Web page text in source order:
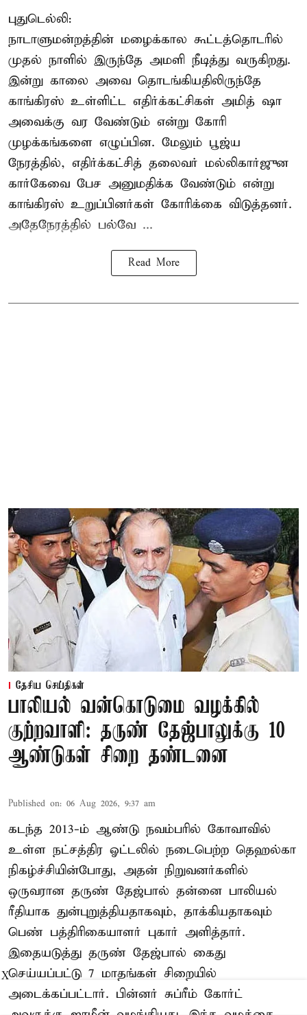
புதுடெல்லி:
நாடாளுமன்றத்தின் மழைக்கால கூட்டத்தொடரில்
முதல் நாளில் இருந்தே அமளி நீடித்து வருகிறது.
இன்று காலை அவை தொடங்கியதிலிருந்தே
காங்கிரஸ் உள்ளிட்ட எதிர்க்கட்சிகள் அமித் ஷா
அவைக்கு வர வேண்டும் என்று கோரி
முழக்கங்களை எழுப்பின. மேலும் பூஜ்ய
நேரத்தில், எதிர்க்கட்சித் தலைவர் மல்லிகார்ஜுன
கார்கேவை பேச அனுமதிக்க வேண்டும் என்று
காங்கிரஸ் உறுப்பினர்கள் கோரிக்கை விடுத்தனர்.
அதேநேரத்தில் பல்வே ...
Read More
தேசிய செய்திகள்
பாலியல் வன்கொடுமை வழக்கில்
குற்றவாளி: தருண் தேஜ்பாலுக்கு 10
ஆண்டுகள் சிறை தண்டனை
Published on: 06 Aug 2026, 9:37 am
கடந்த 2013-ம் ஆண்டு நவம்பரில் கோவாவில்
உள்ள நட்சத்திர ஓட்டலில் நடைபெற்ற தெஹல்கா
நிகழ்ச்சியின்போது, அதன் நிறுவனர்களில்
ஒருவரான தருண் தேஜ்பால் தன்னை பாலியல்
ரீதியாக துன்புறுத்தியதாகவும், தாக்கியதாகவும்
பெண் பத்திரிகையாளர் புகார் அளித்தார்.
இதையடுத்து தருண் தேஜ்பால் கைது
செய்யப்பட்டு 7 மாதங்கள் சிறையில்
அடைக்கப்பட்டார். பின்னர் சுப்ரீம் கோர்ட்
X